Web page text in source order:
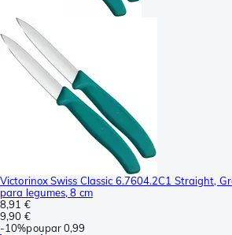
Victorinox Swiss Classic 6.7604.2C1 Straight,
para legumes, 8 cm
8,91 €
9,90 €
-10%poupar0,99